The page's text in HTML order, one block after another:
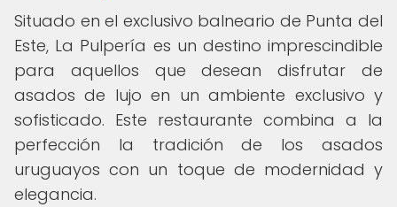
Situado en el exclusivo balneario de Punta del
Este, La Pulpería es un destino imprescindible
para aquellos que desean disfrutar de
asados de lujo en un ambiente exclusivo y
sofisticado. Este restaurante combina a la
perfección la tradición de los asados
uruguayos con un toque de modernidad y
elegancia.